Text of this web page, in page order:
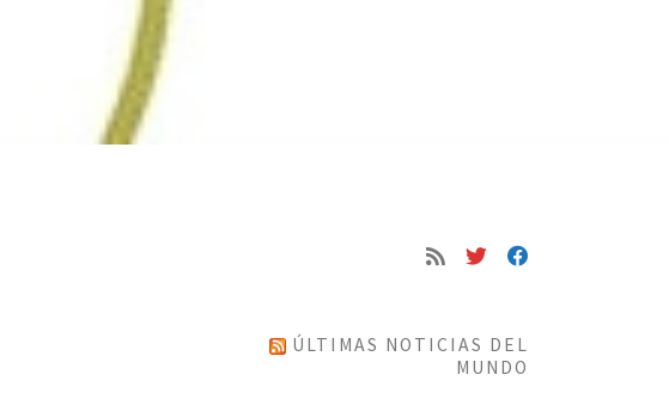
ÚLTIMAS NOTICIAS DEL
MUNDO